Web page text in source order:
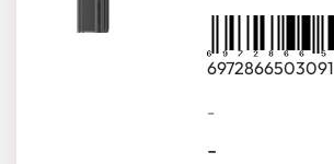
6972866503091
-
-